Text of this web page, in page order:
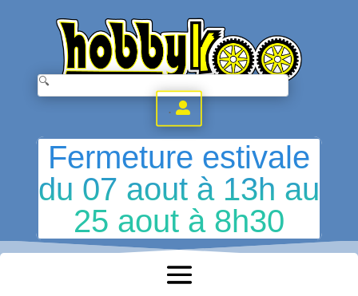
.
Fermeture estivale
du 07 aout à 13h au
25 aout à 8h30